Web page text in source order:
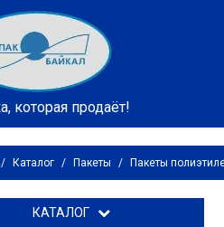
которая продаёт!
/ Каталог / Пакеты / Пакеты
КАТАЛОГ